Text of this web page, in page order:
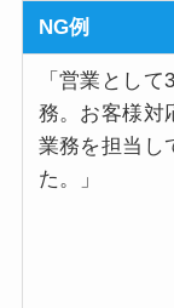
NG例
「営業として
務。お客様対
業務を担当し
た。」